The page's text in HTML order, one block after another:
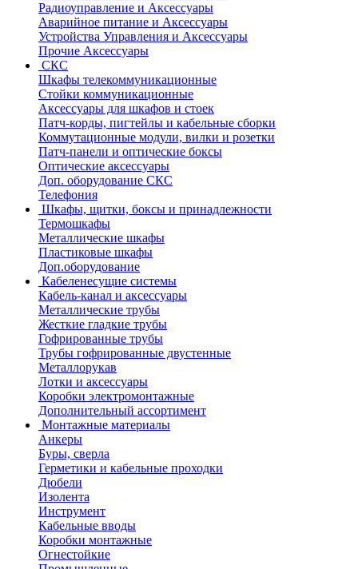
Радиоуправление и Аксессуары
Аварийное питание и Аксессуары
Устройства Управления и Аксессуары
Прочие Аксессуары
СКС
Шкафы телекоммуникационные
Стойки коммуникационные
Аксессуары для шкафов и стоек
Патч-корды, пигтейлы и кабельные сборки
Коммутационные модули, вилки и розетки
Патч-панели и оптические боксы
Оптические аксессуары
Доп. оборудование СКС
Телефония
Шкафы, щитки, боксы и принадлежности
Термошкафы
Металлические шкафы
Пластиковые шкафы
Доп.оборудование
Кабеленесущие системы
Кабель-канал и аксессуары
Металлические трубы
Жесткие гладкие трубы
Гофрированные трубы
Трубы гофрированные двустенные
Металлорукав
Лотки и аксессуары
Коробки электромонтажные
Дополнительный ассортимент
Монтажные материалы
Анкеры
Буры, сверла
Герметики и кабельные проходки
Дюбели
Изолента
Инструмент
Кабельные вводы
Коробки монтажные
Огнестойкие